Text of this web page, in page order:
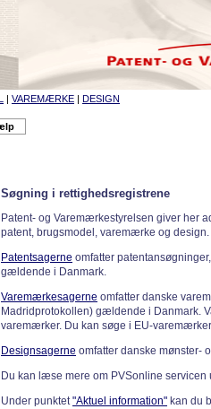
| VAREMÆRKE | DESIGN
Søgning i rettighedsregistrene
Patent- og Varemærkestyrelsen giver her
patent, brugsmodel, varemærke og design.
Patentsagerne omfatter
gældende i Danmark.
Varemærkesagerne omfatter danske
Madridprotokollen) gældende i Danmark.
varemærker. Du kan søge i EU-
Designsagerne omfatter danske mønster-
Du kan læse mere om PVSonline
Under punktet"Aktuel information" kan du